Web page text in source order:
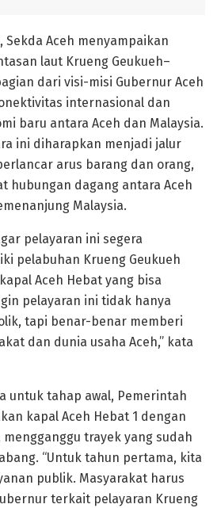
Sekda Aceh menyampaikan
laut Krueng Geukueh–
dari visi-misi Gubernur Aceh
internasional dan
baru antara Aceh dan Malaysia.
ini diharapkan menjadi jalur
arus barang dan orang,
hubungan dagang antara Aceh
Malaysia.
pelayaran ini segera
pelabuhan Krueng Geukueh
Aceh Hebat yang bisa
pelayaran ini tidak hanya
tapi benar-benar memberi
dan dunia usaha Aceh,” kata
untuk tahap awal, Pemerintah
kapal Aceh Hebat 1 dengan
trayek yang sudah
“Untuk tahun pertama, kita
publik. Masyarakat harus
terkait pelayaran Krueng